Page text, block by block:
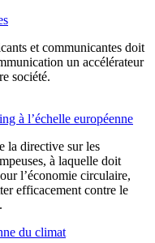
et communicantes doit
un accélérateur
société.
à l’échelle européenne
la directive sur les
à laquelle doit
l’économie circulaire,
efficacement contre le
du climat